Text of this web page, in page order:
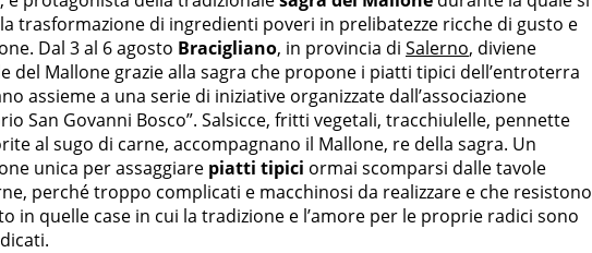
trasformazione di ingredienti poveri in prelibatezze ricche di gusto e
Dal 3 al 6 agosto Bracigliano, in provincia di Salerno, diviene
del Mallone grazie alla sagra che propone i piatti tipici dell’entroterra
assieme a una serie di iniziative organizzate dall’associazione
San Govanni Bosco”. Salsicce, fritti vegetali, tracchiulelle, pennette
al sugo di carne, accompagnano il Mallone, re della sagra. Un
unica per assaggiare piatti tipici ormai scomparsi dalle tavole
perché troppo complicati e macchinosi da realizzare e che resistono
in quelle case in cui la tradizione e l’amore per le proprie radici sono